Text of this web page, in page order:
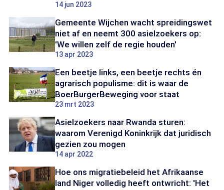
14 jun 2023
Gemeente Wijchen wacht spreidingswet
niet af en neemt 300 asielzoekers op:
'We willen zelf de regie houden'
13 apr 2023
Een beetje links, een beetje rechts én
agrarisch populisme: dit is waar de
BoerBurgerBeweging voor staat
23 mrt 2023
Asielzoekers naar Rwanda sturen:
waarom Verenigd Koninkrijk dat juridisch
gezien zou mogen
14 apr 2022
Hoe ons migratiebeleid het Afrikaanse
land Niger volledig heeft ontwricht: 'Het